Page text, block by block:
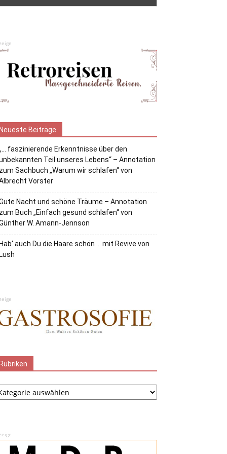
Neueste Beiträge
faszinierende Erkenntnisse über den
Teil unseres Lebens“ – Annotation
zum Sachbuch „Warum wir schlafen“ von
Vorster
Nacht und schöne Träume – Annotation
zum Buch „Einfach gesund schlafen“ von
W. Amann-Jennson
Hab‘ auch Du die Haare schön … mit Revive von
Lush
Rubriken